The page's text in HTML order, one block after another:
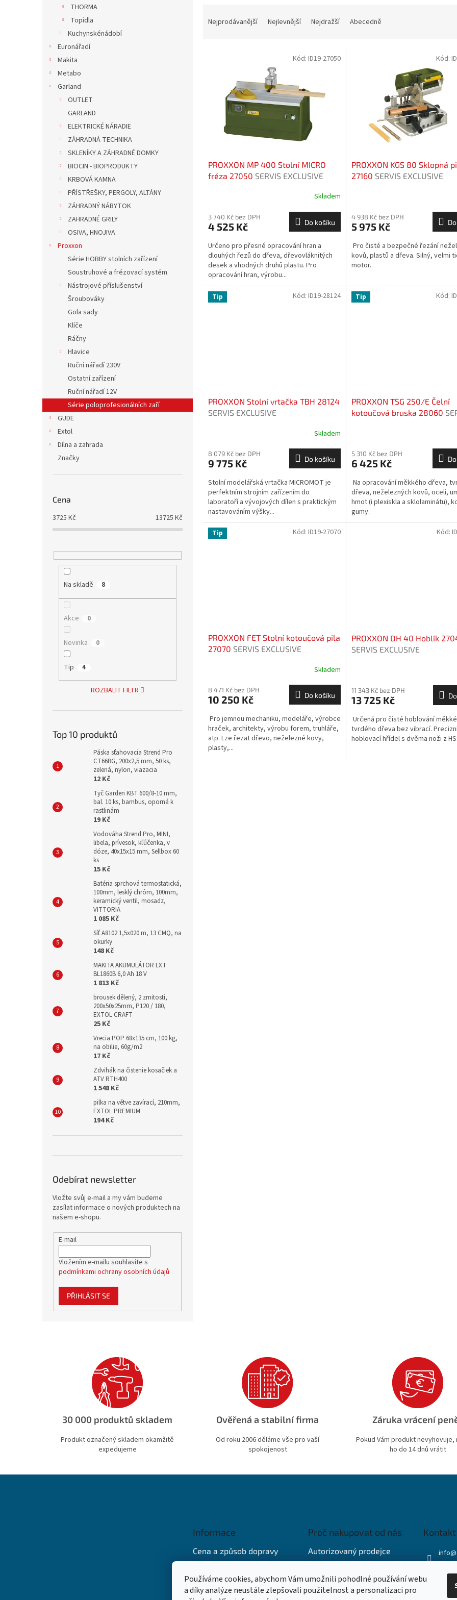
Používáme cookies, abychom Vám umožnili pohodlné používání webu
a díky analýze neustále zlepšovali použitelnost a personalizaci pro
THORMA
Topidla
Kuchynskénádobí
Euronářadí
Makita
Metabo
Garland
OUTLET
GARLAND
ELEKTRICKÉ NÁRADIE
ZÁHRADNÁ TECHNIKA
SKLENÍKY A ZÁHRADNÉ DOMKY
BIOCIN - BIOPRODUKTY
KRBOVÁ KAMNA
PŘÍSTŘEŠKY, PERGOLY, ALTÁNY
ZÁHRADNÝ NÁBYTOK
ZAHRADNÉ GRILY
OSIVA, HNOJIVA
Proxxon
Série HOBBY stolních zařízení
Soustruhové a frézovací systém
Nástrojové příslušenství
Šroubováky
Gola sady
Klíče
Ráčny
Hlavice
Ruční nářadí 230V
Ostatní zařízení
Ruční nářadí 12V
Série poloprofesionálních zaří
GÜDE
Extol
Dílna a zahrada
Značky
Cena
3725 Kč 13725 Kč
Na skladě 8
Akce 0
Novinka 0
Tip 4
ROZBALIT FILTR
Top 10 produktů
Páska sťahovacia Strend Pro
CT66BG, 200x2,5 mm, 50 ks,
zelená, nylon, viazacia
12 Kč
Tyč Garden KBT 600/8-10 mm,
bal. 10 ks, bambus, oporná k
rastlinám
19 Kč
Vodováha Strend Pro, MINI,
libela, prívesok, kľúčenka, v
dóze, 40x15x15 mm, Sellbox 60
ks
15 Kč
Batéria sprchová termostatická,
100mm, lesklý chróm, 100mm,
keramický ventil, mosadz,
VITTORIA
1 085 Kč
Síť A8102 1,5x020 m, 13 CMQ, na
okurky
148 Kč
MAKITA AKUMULÁTOR LXT
BL1860B 6,0 Ah 18 V
1 813 Kč
brousek dělený, 2 zrnitosti,
200x50x25mm, P120 / 180,
EXTOL CRAFT
25 Kč
Vrecia POP 68x135 cm, 100 kg,
na obilie, 60g/m2
17 Kč
Zdvihák na čistenie kosačiek a
ATV RTH400
1 548 Kč
pilka na větve zavírací, 210mm,
EXTOL PREMIUM
194 Kč
Odebírat newsletter
Vložte svůj e-mail a my vám budeme
zasílat informace o nových produktech na
našem e-shopu.
E-mail
Vložením e-mailu souhlasíte s
podmínkami ochrany osobních údajů
PŘIHLÁSIT SE
Nejprodávanější Nejlevnější Nejdražší Abecedně
PROXXON MP 400 Stolní MICRO
fréza 27050 SERVIS EXCLUSIVE
Skladem
3 740 Kč bez DPH
4 525 Kč Do košíku
Určeno pro přesné opracování hran a
dlouhých řezů do dřeva, dřevovláknitých
desek a vhodných druhů plastu. Pro
opracování hran, výrobu...
Kód: ID19-27050
PROXXON KGS 80 Sklopná
27160 SERVIS EXCLUSIVE
4 938 Kč bez DPH
5 975 Kč
Pro čisté a bezpečné řezání
kovů, plastů a dřeva. Silný, velmi
motor.
Kód:
Tip
PROXXON Stolní vrtačka TBH 28124
SERVIS EXCLUSIVE
Skladem
8 079 Kč bez DPH
9 775 Kč Do košíku
Stolní modelářská vrtačka MICROMOT je
perfektním strojním zařízením do
laboratoří a vývojových dílen s praktickým
nastavováním výšky...
Kód: ID19-28124 Tip
PROXXON TSG 250/E Čelní
kotoučová bruska 28060
5 310 Kč bez DPH
6 425 Kč
Na opracování měkkého dřeva,
dřeva, neželezných kovů, oceli,
hmot (i plexiskla a sklolaminátu),
gumy.
Kód:
Tip
PROXXON FET Stolní kotoučová pila
27070 SERVIS EXCLUSIVE
Skladem
8 471 Kč bez DPH
10 250 Kč Do košíku
Pro jemnou mechaniku, modeláře, výrobce
hraček, architekty, výrobu forem, truhláře,
atp. Lze řezat dřevo, neželezné kovy,
plasty,...
Kód: ID19-27070
PROXXON DH 40 Hoblík
SERVIS EXCLUSIVE
11 343 Kč bez DPH
13 725 Kč
Určená pro čisté hoblování
tvrdého dřeva bez vibrací.
hoblovací hřídel s dvěma noži z
Kód:
30 000 produktů skladem
Produkt označený skladem okamžitě
expedujeme
Ověřená a stabilní firma
Od roku 2006 děláme vše pro vaší
spokojenost
Záruka vrácení
Pokud Vám produkt nevyhovuje,
ho do 14 dnů vrátit
Informace
Cena a způsob dopravy
Ochrana osobních údajů
Proč nakupovat od nás
Autorizovaný prodejce
Pouze originální zboží
Kontakt
info@